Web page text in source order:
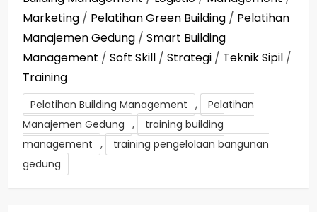
Marketing / Pelatihan Green Building / Pelatihan
Manajemen Gedung / Smart Building
Management / Soft Skill / Strategi / Teknik Sipil /
Training
Pelatihan Building Management ,
Pelatihan
Manajemen Gedung ,
training building
management ,
training pengelolaan bangunan
gedung